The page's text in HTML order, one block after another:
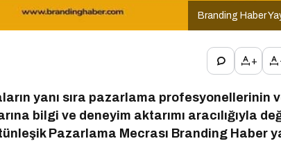
Branding Haber
+
yanı sıra pazarlama profesyonellerinin
bilgi ve deneyim aktarımı aracılığıyla
Pazarlama Mecrası Branding Haber